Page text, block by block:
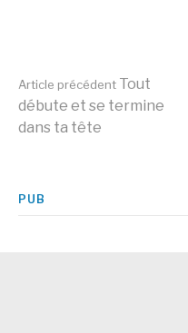
Lire
suite
Article précédent Tout
débute et se termine
dans ta tête
PUB